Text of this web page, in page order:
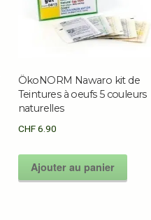
ÖkoNORM Nawaro kit de
Teintures à oeufs 5 couleurs
naturelles
CHF6.90
Ajouter au panier